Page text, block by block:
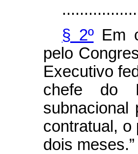
§ 2ºEm
pelo
Executivo
chefe do
subnacional
contratual,
dois